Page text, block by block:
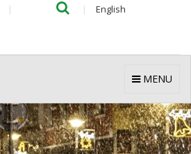
English
MENU